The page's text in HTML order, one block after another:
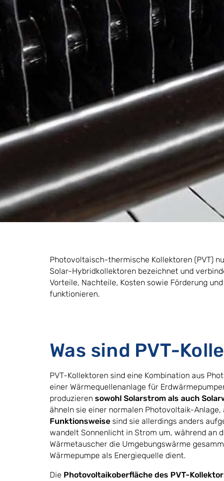
Photovoltaisch-thermische Kollektoren (PVT)
Solar-Hybridkollektoren bezeichnet und
Vorteile, Nachteile, Kosten sowie Förderung
funktionieren.
Was sind PVT-
PVT-Kollektoren sind eine Kombination aus
einer Wärmequellenanlage für
produzieren sowohl Solarstrom als auch
ähneln sie einer normalen Photovoltaik-
Funktionsweise sind sie allerdings anders
wandelt Sonnenlicht in Strom um, während an
Wärmetauscher die Umgebungswärme
Wärmepumpe als Energiequelle dient.
Die Photovoltaikoberfläche des PVT-